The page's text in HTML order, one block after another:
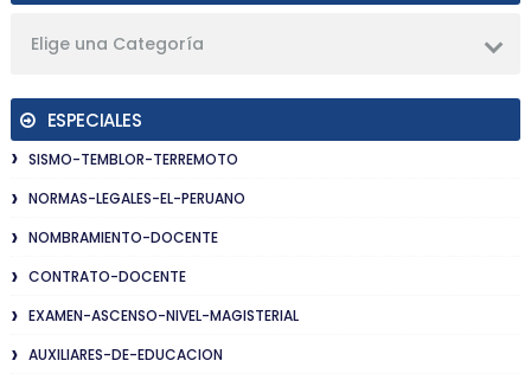
Elige una Categoría
ESPECIALES
SISMO-TEMBLOR-TERREMOTO
NORMAS-LEGALES-EL-PERUANO
NOMBRAMIENTO-DOCENTE
CONTRATO-DOCENTE
EXAMEN-ASCENSO-NIVEL-MAGISTERIAL
AUXILIARES-DE-EDUCACION